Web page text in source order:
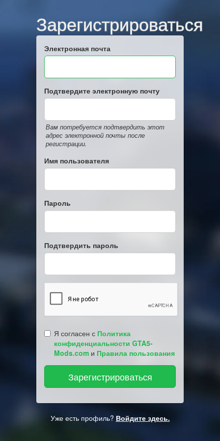
Зарегистрироваться
Электронная почта
Подтвердите электронную почту
Вам потребуется подтвердить этот
адрес электронной почты после
регистрации.
Имя пользователя
Пароль
Подтвердить пароль
Я согласен с Политика
конфиденциальности GTA5-
Mods.com и Правила пользования
Уже есть профиль? Войдите здесь.